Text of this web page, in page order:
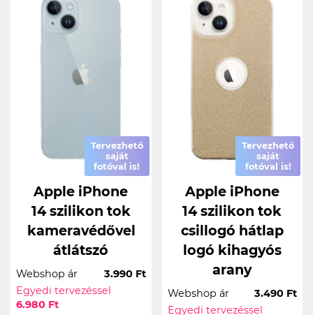
Tervezhető
saját
fotóval is!
Apple iPhone
14 szilikon tok
kameravédővel
átlátszó
Webshop ár
3.990 Ft
Egyedi tervezéssel
6.980 Ft
Tervezhető
saját
fotóval is!
Apple iPhone
14 szilikon tok
csillogó hátlap
logó kihagyós
arany
Webshop ár
3.490 Ft
Egyedi tervezéssel